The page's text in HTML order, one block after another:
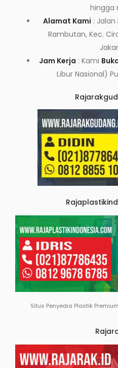
hingga
Alamat Kami : Jalan
Rambutan, Kec.
Jam Kerja : Kami
Libur Nasional)
Situs Penyedia Plastik